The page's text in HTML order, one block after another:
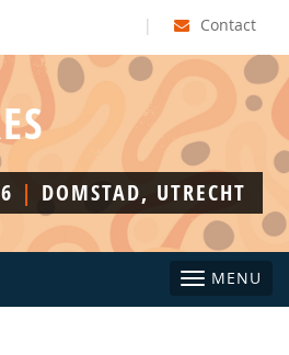
Contact
|
| DOMSTAD, UTRECHT
MENU
Toggle